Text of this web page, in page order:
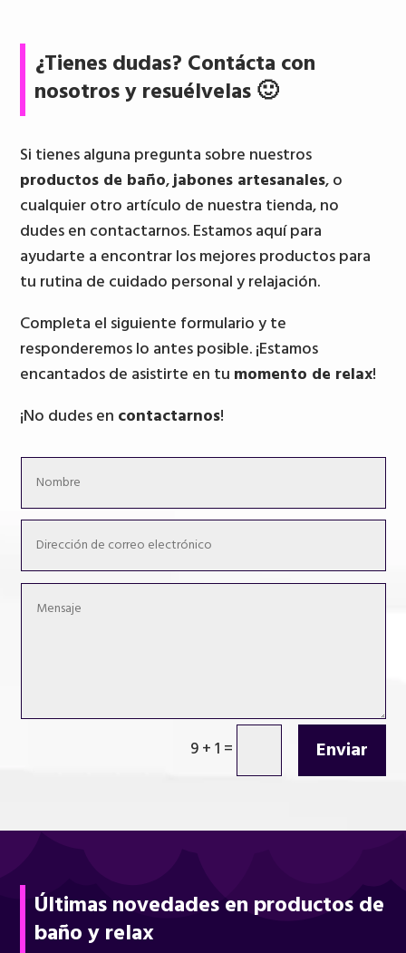
¿Tienes dudas? Contácta con
nosotros y resuélvelas 🙂
Si tienes alguna pregunta sobre nuestros
productos de baño,jabones artesanales, o
cualquier otro artículo de nuestra tienda, no
dudes en contactarnos. Estamos aquí para
ayudarte a encontrar los mejores productos para
tu rutina de cuidado personal y relajación.
Completa el siguiente formulario y te
responderemos lo antes posible. ¡Estamos
encantados de asistirte en tu momento de relax!
¡No dudes en contactarnos!
9 + 1 = Enviar
Últimas novedades en productos de
baño y relax